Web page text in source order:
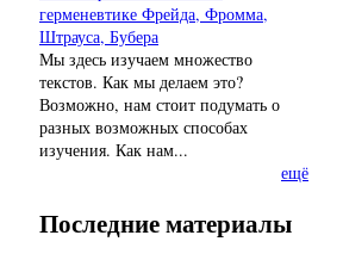
герменевтике Фрейда, Фромма,
Штрауса, Бубера
Мы здесь изучаем множество
текстов. Как мы делаем это?
Возможно, нам стоит подумать о
разных возможных способах
изучения. Как нам...
ещё
Последние материалы